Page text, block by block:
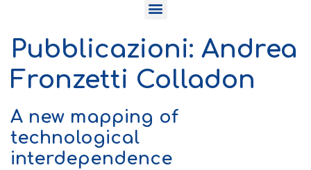
Pubblicazioni: Andrea
Fronzetti Colladon
A new mapping of
technological
interdependence